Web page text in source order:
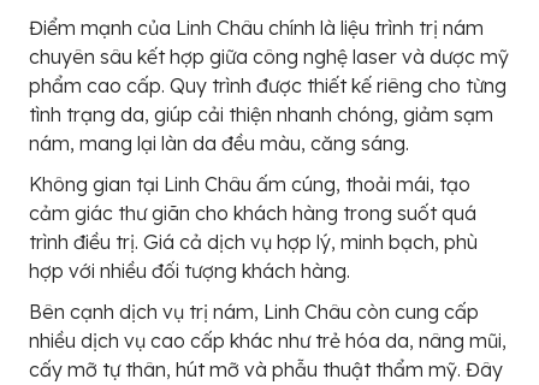
Điểm mạnh của Linh Châu chính là liệu trình trị nám
chuyên sâu kết hợp giữa công nghệ laser và dược mỹ
phẩm cao cấp. Quy trình được thiết kế riêng cho từng
tình trạng da, giúp cải thiện nhanh chóng, giảm sạm
nám, mang lại làn da đều màu, căng sáng.
Không gian tại Linh Châu ấm cúng, thoải mái, tạo
cảm giác thư giãn cho khách hàng trong suốt quá
trình điều trị. Giá cả dịch vụ hợp lý, minh bạch, phù
hợp với nhiều đối tượng khách hàng.
Bên cạnh dịch vụ trị nám, Linh Châu còn cung cấp
nhiều dịch vụ cao cấp khác như trẻ hóa da, nâng mũi,
cấy mỡ tự thân, hút mỡ và phẫu thuật thẩm mỹ. Đây